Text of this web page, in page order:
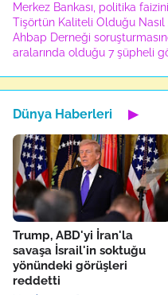
Merkez Bankası, politika
Tişörtün Kaliteli Olduğu Nasıl
Ahbap Derneği
aralarında olduğu 7 şüpheli
Dünya Haberleri ▶
Trump, ABD'yi İran'la
savaşa İsrail'in soktuğu
yönündeki görüşleri
reddetti